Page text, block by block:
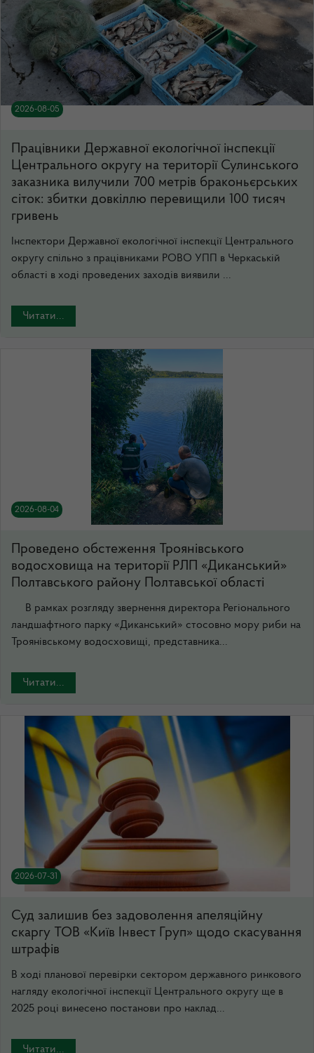
2026-08-05
Працівники Державної екологічної інспекції
Центрального округу на території Сулинського
заказника вилучили 700 метрів браконьєрських
сіток: збитки довкіллю перевищили 100 тисяч
гривень
Інспектори Державної екологічної інспекції Центрального
округу спільно з працівниками РОВО УПП в Черкаській
області в ході проведених заходів виявили ...
Читати...
2026-08-04
Проведено обстеження Троянівського
водосховища на території РЛП «Диканський»
Полтавського району Полтавської області
В рамках розгляду звернення директора Регіонального
ландшафтного парку «Диканський» стосовно мору риби на
Троянівському водосховищі, представника...
Читати...
2026-07-31
Суд залишив без задоволення апеляційну
скаргу ТОВ «Київ Інвест Груп» щодо скасування
штрафів
В ході планової перевірки сектором державного ринкового
нагляду екологічної інспекції Центрального округу ще в
2025 році винесено постанови про наклад...
Читати...